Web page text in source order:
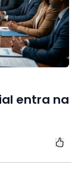
entra na